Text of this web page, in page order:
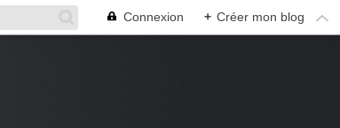
Connexion + Créer mon blog